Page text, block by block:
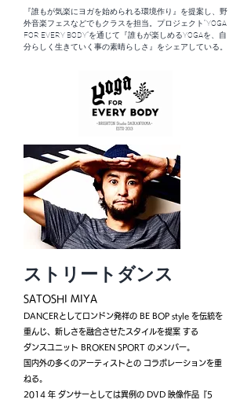
『誰もが気楽にヨガを始められる環境作り』を提案し、野
外音楽フェスなどでもクラスを担当。プロジェクト"YOGA
FOR EVERY BODY”を通じて『誰もが楽しめるYOGAを、自
分らしく生きていく事の素晴らしさ』をシェアしている。
ストリートダンス
SATOSHI MIYA
DANCERとしてロンドン発祥の BE BOP style を伝統を
重んじ、新しさを融合させたスタイルを提案 する
ダンスユニット BROKEN SPORT のメンバー。
国内外の多くのアーティストとの コラボレーションを重
ねる。
2014 年 ダンサーとしては異例の DVD 映像作品『5